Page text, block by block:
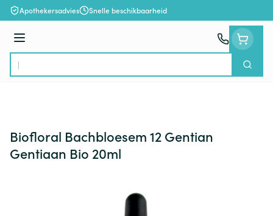
Ga naar de inhoud
Apothekersadvies Snelle beschikbaarheid
Menu
Product, merk, categorie...
Zoek
Biofloral Bachbloesem 12 Gentian
Gentiaan Bio 20ml